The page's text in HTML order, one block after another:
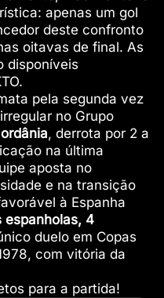
apenas um gol
deste confronto
oitavas de final. As
disponíveis
pela segunda vez
no Grupo
, derrota por 2 a
na última
aposta no
e na transição
à Espanha
espanholas, 4
duelo em Copas
com vitória da
para a partida!